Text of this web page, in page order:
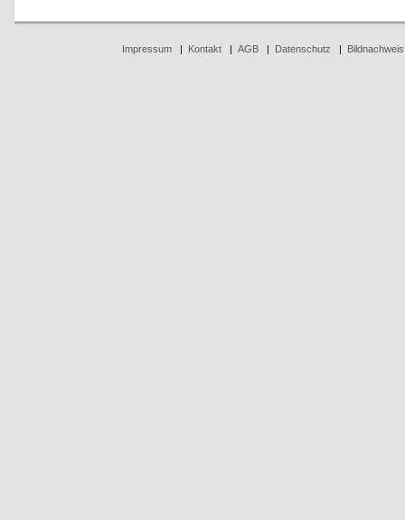
Impressum| Kontakt| AGB| Datenschutz | Bildnachweis